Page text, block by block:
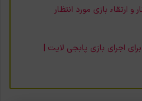
ارتقاء بازی مورد انتظار
اجرای بازی پابجی لایت |